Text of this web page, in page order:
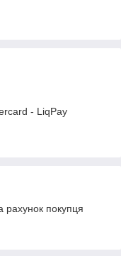
- LiqPay
рахунок покупця